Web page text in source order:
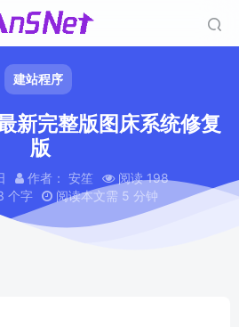
建站程序
新完整版图床系统修复
版
作者： 安笙
阅读 198
个字
阅读本文需 5 分钟